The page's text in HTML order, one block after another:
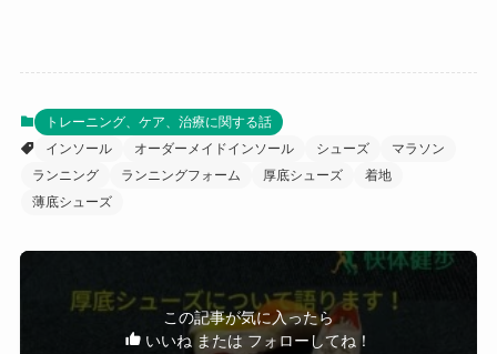
トレーニング、ケア、治療に関する話
インソール
オーダーメイドインソール シューズ
マラソン
ランニング
ランニングフォーム 厚底シューズ
着地
薄底シューズ
この記事が気に入ったら
いいね または フォローしてね！